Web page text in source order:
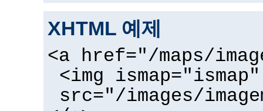
XHTML 예제
<a href="/maps/
<img ismap="ismap"
src="/images/